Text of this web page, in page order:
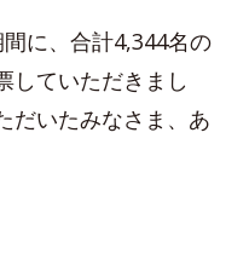
に、合計4,344名の
していただきまし
だいたみなさま、あ